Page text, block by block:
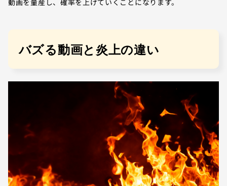
バズる動画と炎上の違い